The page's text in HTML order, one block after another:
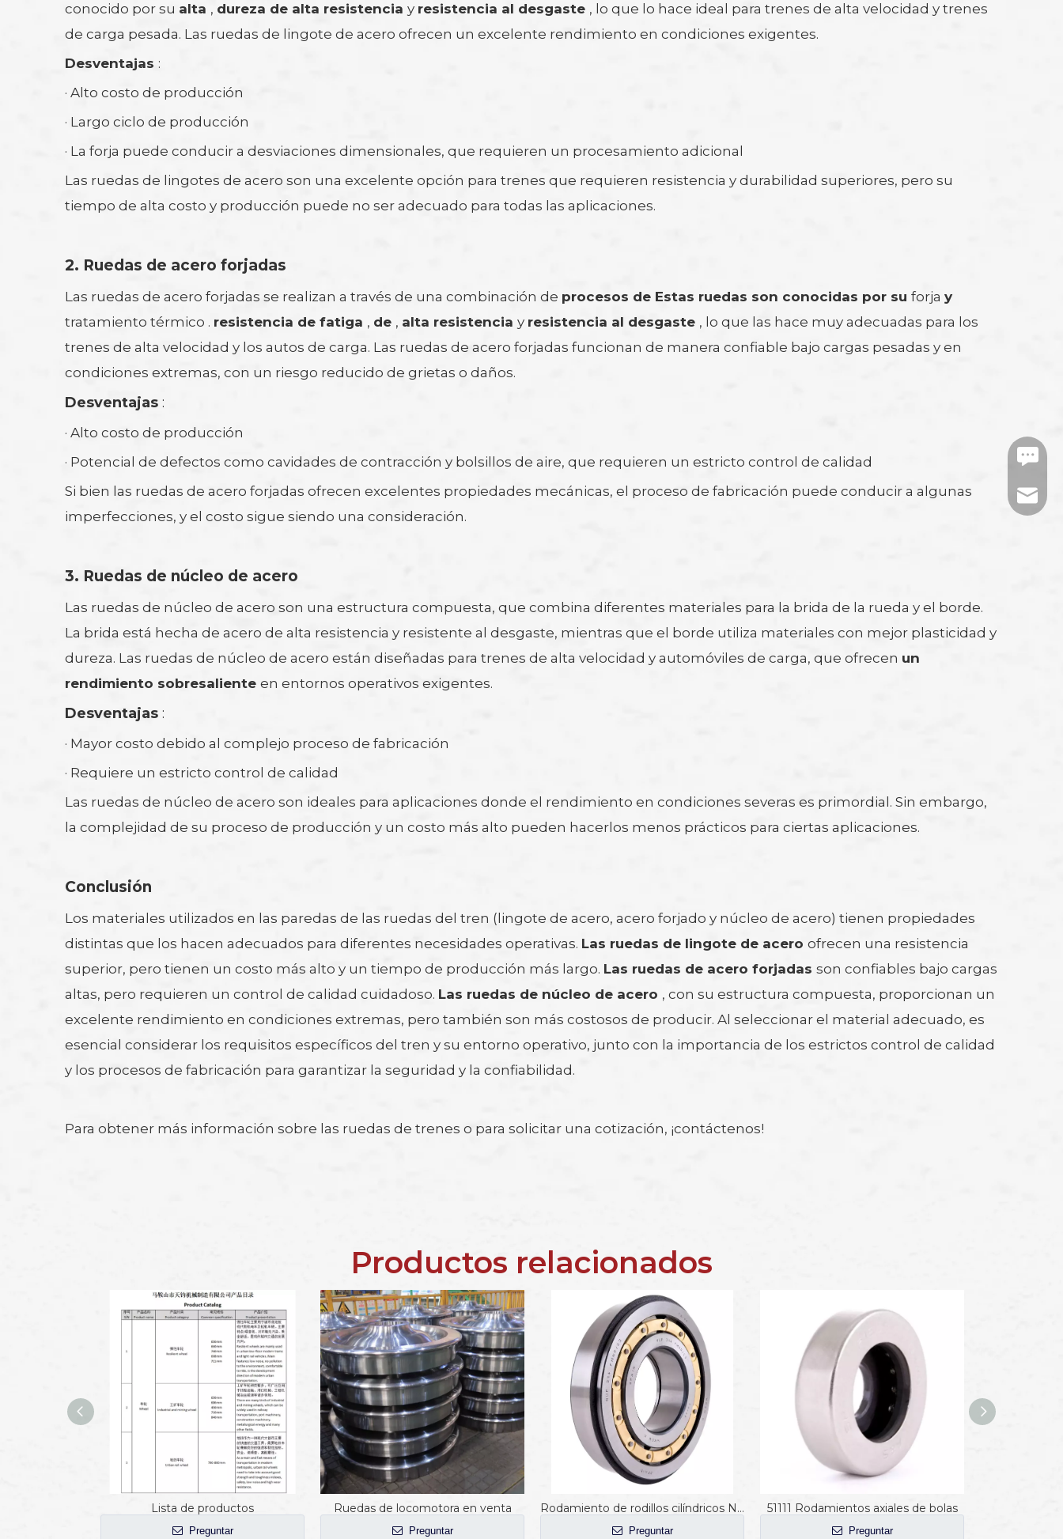
conocido por su alta , dureza de alta resistencia y resistencia al desgaste , lo que lo hace ideal para trenes de alta velocidad y trenes
de carga pesada. Las ruedas de lingote de acero ofrecen un excelente rendimiento en condiciones exigentes.
Desventajas :
· Alto costo de producción
· Largo ciclo de producción
· La forja puede conducir a desviaciones dimensionales, que requieren un procesamiento adicional
Las ruedas de lingotes de acero son una excelente opción para trenes que requieren resistencia y durabilidad superiores, pero su
tiempo de alta costo y producción puede no ser adecuado para todas las aplicaciones.
2. Ruedas de acero forjadas
Las ruedas de acero forjadas se realizan a través de una combinación de procesos de Estas ruedas son conocidas por su forja y
tratamiento térmico . resistencia de fatiga , de , alta resistencia y resistencia al desgaste , lo que las hace muy adecuadas para los
trenes de alta velocidad y los autos de carga. Las ruedas de acero forjadas funcionan de manera confiable bajo cargas pesadas y en
condiciones extremas, con un riesgo reducido de grietas o daños.
Desventajas :
· Alto costo de producción
· Potencial de defectos como cavidades de contracción y bolsillos de aire, que requieren un estricto control de calidad
Si bien las ruedas de acero forjadas ofrecen excelentes propiedades mecánicas, el proceso de fabricación puede conducir a algunas
imperfecciones, y el costo sigue siendo una consideración.
3. Ruedas de núcleo de acero
Las ruedas de núcleo de acero son una estructura compuesta, que combina diferentes materiales para la brida de la rueda y el borde.
La brida está hecha de acero de alta resistencia y resistente al desgaste, mientras que el borde utiliza materiales con mejor plasticidad y
dureza. Las ruedas de núcleo de acero están diseñadas para trenes de alta velocidad y automóviles de carga, que ofrecen un
rendimiento sobresaliente en entornos operativos exigentes.
Desventajas :
· Mayor costo debido al complejo proceso de fabricación
· Requiere un estricto control de calidad
Las ruedas de núcleo de acero son ideales para aplicaciones donde el rendimiento en condiciones severas es primordial. Sin embargo,
la complejidad de su proceso de producción y un costo más alto pueden hacerlos menos prácticos para ciertas aplicaciones.
Conclusión
Los materiales utilizados en las paredas de las ruedas del tren (lingote de acero, acero forjado y núcleo de acero) tienen propiedades
distintas que los hacen adecuados para diferentes necesidades operativas. Las ruedas de lingote de acero ofrecen una resistencia
superior, pero tienen un costo más alto y un tiempo de producción más largo. Las ruedas de acero forjadas son confiables bajo cargas
altas, pero requieren un control de calidad cuidadoso. Las ruedas de núcleo de acero , con su estructura compuesta, proporcionan un
excelente rendimiento en condiciones extremas, pero también son más costosos de producir. Al seleccionar el material adecuado, es
esencial considerar los requisitos específicos del tren y su entorno operativo, junto con la importancia de los estrictos control de calidad
y los procesos de fabricación para garantizar la seguridad y la confiabilidad.
Para obtener más información sobre las ruedas de trenes o para solicitar una cotización, ¡contáctenos!
Productos relacionados
Lista de productos
Preguntar
Ruedas de locomotora en venta
Preguntar
Rodamiento de rodillos cilíndricos NJ240EM
Preguntar
51111 Rodamientos axiales de bolas
Preguntar
https://
tj-